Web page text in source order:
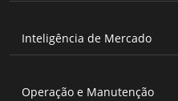
Inteligência de Mercado
Operação e Manutenção